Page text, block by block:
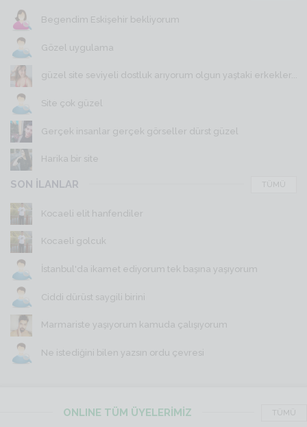
Begendim Eskişehir bekliyorum
Gözel uygulama
güzel site seviyeli dostluk arıyorum olgun yaştaki erkekler...
Site çok güzel
Gerçek insanlar gerçek görseller dürst güzel
Harika bir site
SON İLANLAR TÜMÜ
Kocaeli elit hanfendiler
Kocaeli golcuk
İstanbul'da ikamet ediyorum tek başına yaşıyorum
Ciddi dürüst saygili birini
Marmariste yaşıyorum kamuda çalışıyorum
Ne istediğini bilen yazsın ordu çevresi
ONLINE TÜM ÜYELERİMİZ TÜMÜ